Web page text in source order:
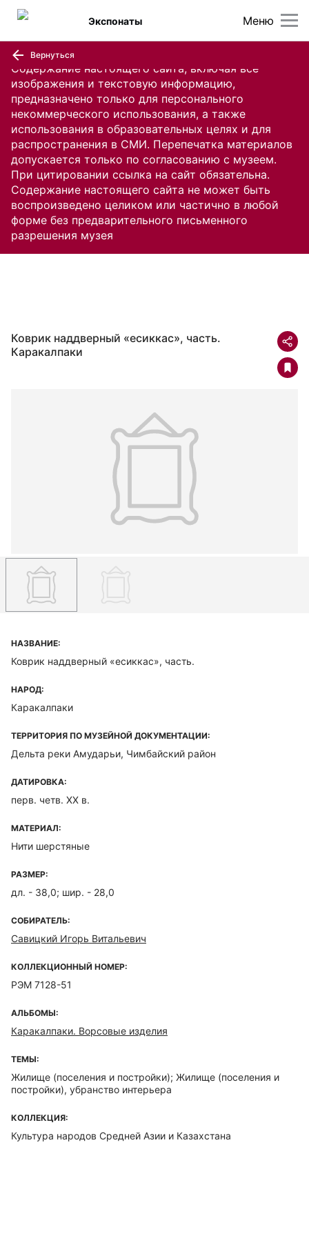
Содержание настоящего сайта, включая все
изображения и текстовую информацию,
предназначено только для персонального
некоммерческого использования, а также
использования в образовательных целях и для
распространения в СМИ. Перепечатка материалов
допускается только по согласованию с музеем.
При цитировании ссылка на сайт обязательна.
Содержание настоящего сайта не может быть
воспроизведено целиком или частично в любой
форме без предварительного письменного
разрешения музея
Меню
Экспонаты
Вернуться
Коврик наддверный «есиккас», часть.
Каракалпаки
НАЗВАНИЕ:
Коврик наддверный «есиккас», часть.
НАРОД:
Каракалпаки
ТЕРРИТОРИЯ ПО МУЗЕЙНОЙ ДОКУМЕНТАЦИИ:
Дельта реки Амударьи, Чимбайский район
ДАТИРОВКА:
перв. четв. XX в.
МАТЕРИАЛ:
Нити шерстяные
РАЗМЕР:
дл. - 38,0; шир. - 28,0
СОБИРАТЕЛЬ:
Савицкий Игорь Витальевич
КОЛЛЕКЦИОННЫЙ НОМЕР:
РЭМ 7128-51
АЛЬБОМЫ:
Каракалпаки. Ворсовые изделия
ТЕМЫ:
Жилище (поселения и постройки); Жилище (поселения и
постройки), убранство интерьера
КОЛЛЕКЦИЯ:
Культура народов Средней Азии и Казахстана